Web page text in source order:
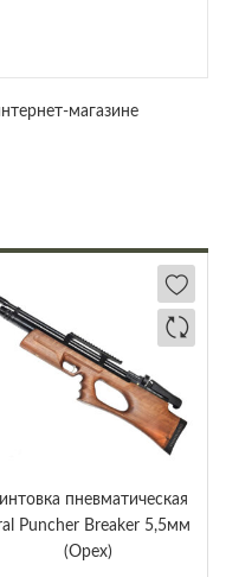
магазине
пневматическая
Puncher Breaker 5,5мм
(Орех)